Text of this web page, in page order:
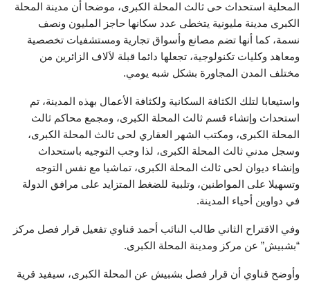
المحلية استحداث حى ثالث المحلة الكبرى، موضحا أن مدينة المحلة
الكبرى مدينة مليونية يتخطى عدد سكانها حاجز المليون ونصف
نسمة، كما أنها تضم مصانع وأسواق تجارية ومستشفيات تخصصية
ومعاهد وكليات تكنولوجية، تجعلها دائما قبلة لاَلاف الزائرين من
مختلف المدن المجاورة بشكل شبه يومي.
واستيعابا لتلك الكثافة السكانية ولكثافة الأعمال بهذه المدينة، تم
استحداث وإتشاء قسم ثالث المحلة الكبرى، ومجمع محاكم ثالث
المحلة الكبرى، ومكتب الشهر العقاري لحى ثالث المحلة الكبرى،
وسجل مدني ثالث المحلة الكبرى، لذا وجب التوجيه باستحداث
وإنشاء ديوان لحى ثالث المحلة الكبرى، تماشيا مع نفس التوجه
وتسهيلا على المواطنين، وتلبية للضغط المتزايد على مرافق الدولة
في دواوين أحياء المدينة.
وفي الاقتراح الثاني طالب النائب أحمد قناوي تفعيل قرار فصل مركز
“بشبيش” عن مركز ومدينة المحلة الكبرى.
وأوضح قناوي أن قرار فصل بشبيش عن المحلة الكبرى، سيفيد قرية